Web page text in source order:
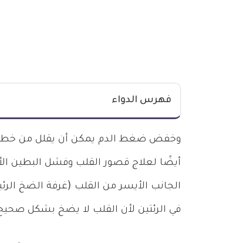
فهرس الدواء
وخفض ضغط الدم يمكن أن يقلل من خطر
أيضًا لعلاج قصور القلب وفشل البطين
الجانب الأيسر من القلب (غرفة الضخ
في الرئتين لأن القلب لا يضخ بشكل